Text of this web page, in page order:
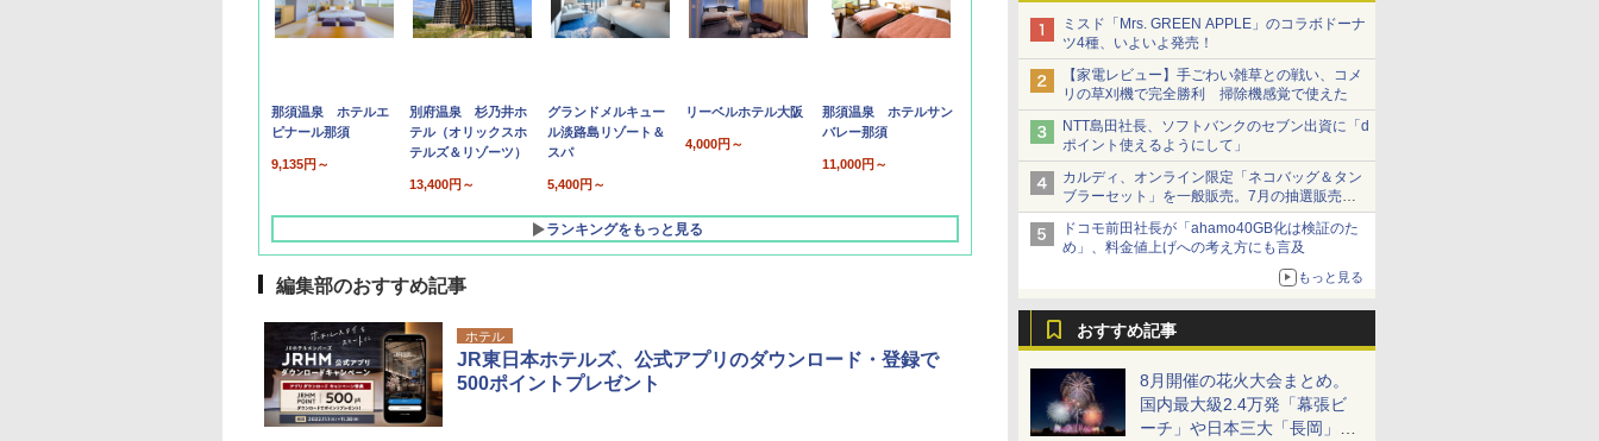
ミスド「Mrs. GREEN APPLE」のコラボドーナ
ツ4種、いよいよ発売！
【家電レビュー】手ごわい雑草との戦い、コメ
リの草刈機で完全勝利 掃除機感覚で使えた
NTT島田社長、ソフトバンクのセブン出資に「d
ポイント使えるようにして」
カルディ、オンライン限定「ネコバッグ＆タン
ブラーセット」を一般販売。7月の抽選販売の
当選無効分
ドコモ前田社長が「ahamo40GB化は検証のた
め」、料金値上げへの考え方にも言及
もっと見る
おすすめ記事
8月開催の花火大会まとめ。
国内最大級2.4万発「幕張ビ
ーチ」や日本三大「長岡」な
那須温泉 ホテルエ
ピナール那須
9,135円～
別府温泉 杉乃井ホ
テル（オリックスホ
テルズ＆リゾーツ）
13,400円～
グランドメルキュー
ル淡路島リゾート＆
スパ
5,400円～
リーベルホテル大阪
4,000円～
那須温泉 ホテルサン
バレー那須
11,000円～
ランキングをもっと見る
編集部のおすすめ記事
ホテル
JR東日本ホテルズ、公式アプリのダウンロード・登録で
500ポイントプレゼント